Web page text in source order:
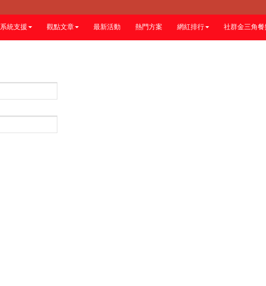
系統支援 觀點文章 最新活動 熱門方案 網紅排行 社群金三角